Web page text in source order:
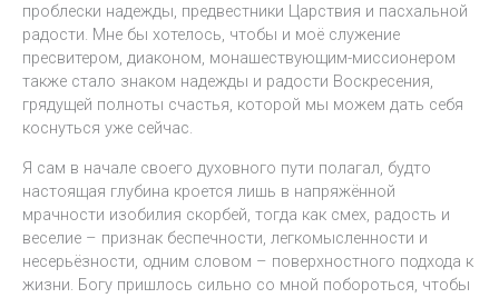
проблески надежды, предвестники Царствия и пасхальной
радости. Мне бы хотелось, чтобы и моё служение
пресвитером, диаконом, монашествующим-миссионером
также стало знаком надежды и радости Воскресения,
грядущей полноты счастья, которой мы можем дать себя
коснуться уже сейчас.
Я сам в начале своего духовного пути полагал, будто
настоящая глубина кроется лишь в напряжённой
мрачности изобилия скорбей, тогда как смех, радость и
веселие – признак беспечности, легкомысленности и
несерьёзности, одним словом – поверхностного подхода к
жизни. Богу пришлось сильно со мной побороться, чтобы